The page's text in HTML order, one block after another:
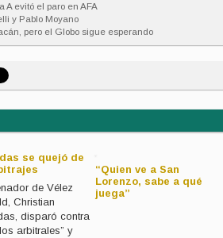
A evitó el paro en AFA
y Pablo Moyano
pero el Globo sigue esperando
se quejó de
de Vélez
Christian
disparó contra
arbitrales” y
“Quien ve a San
Lorenzo, sabe a qué
juega”